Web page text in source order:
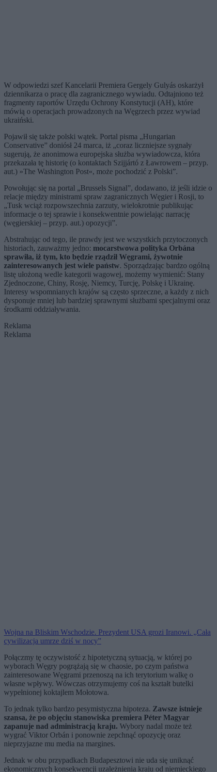
W odpowiedzi szef Kancelarii Premiera Gergely Gulyás oskarżył
dziennikarza o pracę dla zagranicznego wywiadu. Odtajniono też
fragmenty raportów Urzędu Ochrony Konstytucji (AH), które
mówią o operacjach prowadzonych na Węgrzech przez wywiad
ukraiński.
Pojawił się także polski wątek. Portal pisma „Hungarian
Conservative” doniósł 24 marca, iż „coraz liczniejsze sygnały
sugerują, że anonimowa europejska służba wywiadowcza, która
przekazała tę historię (o kontaktach Szijjártó z Ławrowem – przyp.
aut.) »The Washington Post«, może pochodzić z Polski”.
Powołując się na portal „Brussels Signal”, dodawano, iż jeśli idzie o
relacje między ministrami spraw zagranicznych Węgier i Rosji, to
„Tusk wciąż rozpowszechnia zarzuty, wielokrotnie publikując
informacje o tej sprawie i konsekwentnie powielając narrację
(węgierskiej – przyp. aut.) opozycji”.
Abstrahując od tego, ile prawdy jest we wszystkich przytoczonych
historiach, zauważmy jedno: mocarstwowa polityka Orbána
sprawiła, iż tym, kto będzie rządził Węgrami, żywotnie
zainteresowanych jest wiele państw. Sporządzając bardzo ogólną
listę ułożoną wedle kategorii wagowej, możemy wymienić: Stany
Zjednoczone, Chiny, Rosję, Niemcy, Turcję, Polskę i Ukrainę.
Interesy wspomnianych krajów są często sprzeczne, a każdy z nich
dysponuje mniej lub bardziej sprawnymi służbami specjalnymi oraz
środkami oddziaływania.
Reklama
Reklama
Wojna na Bliskim Wschodzie. Prezydent USA grozi Iranowi. „Cała
cywilizacja umrze dziś w nocy”
Połączmy tę oczywistość z hipotetyczną sytuacją, w której po
wyborach Węgry pogrążają się w chaosie, po czym państwa
zainteresowane Węgrami przenoszą na ich terytorium walkę o
własne wpływy. Wówczas otrzymujemy coś na kształt butelki
wypełnionej koktajlem Mołotowa.
To jednak tylko bardzo pesymistyczna hipoteza. Zawsze istnieje
szansa, że po objęciu stanowiska premiera Péter Magyar
zapanuje nad administracją kraju. Wybory nadal może też
wygrać Viktor Orbán i ponownie zepchnąć opozycję oraz
nieprzyjazne mu media na margines.
Jednak w obu przypadkach Budapesztowi nie uda się uniknąć
ekonomicznych konsekwencji uzależnienia kraju od niemieckiego